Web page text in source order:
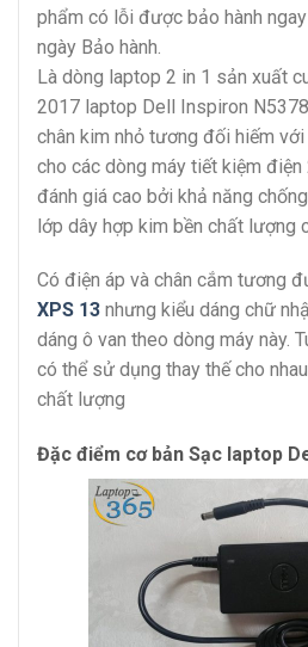
phẩm có lỗi được bảo hành
ngày Bảo hành.
Là dòng laptop 2 in 1 sản xuất
2017 laptop Dell Inspiron
chân kim nhỏ tương đối hiếm
cho các dòng máy tiết kiệm
đánh giá cao bởi khả năng
lớp dây hợp kim bền chất lượng
Có điện áp và chân cắm tương
XPS 13 nhưng kiểu dáng chữ
dáng ô van theo dòng máy này.
có thể sử dụng thay thế cho
chất lượng
Đặc điểm cơ bản Sạc laptop